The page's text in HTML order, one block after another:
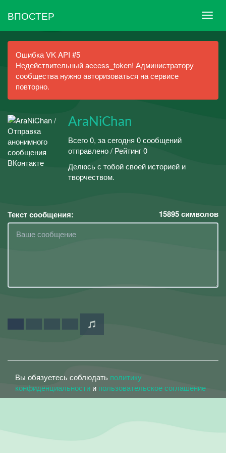
ВПОСТЕР
Ошибка VK API #5
Недействительный access_token! Администратору
сообщества нужно авторизоваться на сервисе
повторно.
AraNiChan
Всего 0, за сегодня 0 сообщений
отправлено / Рейтинг 0
Делюсь с тобой своей историей и
творчеством.
Текст сообщения: 15895символов
Вы обязуетесь соблюдать политику
конфиденциальности и пользовательское соглашение